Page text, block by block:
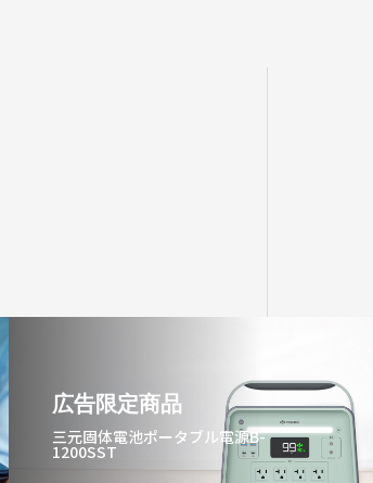
広告限定商品
三元固体電池ポータブル電源B-
1200SST